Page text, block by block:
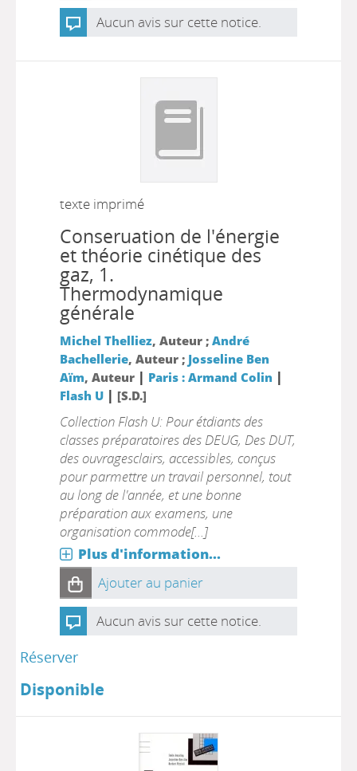
Aucun avis sur cette notice.
texte imprimé
Conseruation de l'énergie
et théorie cinétique des
gaz, 1.
Thermodynamique
générale
Michel Thelliez, Auteur ; André
Bachellerie, Auteur ; Josseline Ben
Aïm, Auteur | Paris : Armand Colin |
Flash U| [S.D.]
Collection Flash U: Pour étdiants des
classes préparatoires des DEUG, Des DUT,
des ouvragesclairs, accessibles, conçus
pour parmettre un travail personnel, tout
au long de l'année, et une bonne
préparation aux examens, une
organisation commode[...]
Plus d'information...
Ajouter au panier
Aucun avis sur cette notice.
Réserver
Disponible